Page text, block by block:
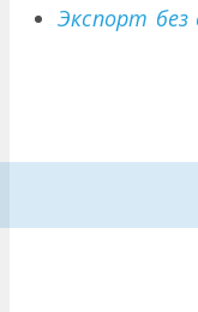
Экспорт